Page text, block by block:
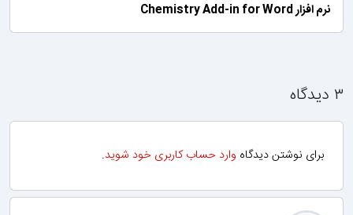
نرم افزار Chemistry Add-in for Word
۳ دیدگاه
برای نوشتن دیدگاه وارد حساب کاربری خود شوید.